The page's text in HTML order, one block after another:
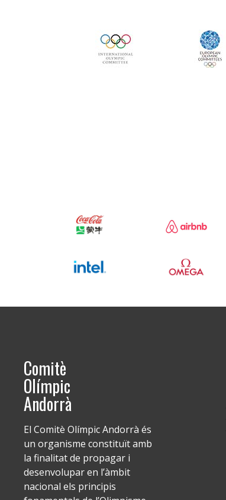
Comitè
Olímpic
Andorrà
El Comitè Olímpic Andorrà és
un organisme constituït amb
la finalitat de propagar i
desenvolupar en l’àmbit
nacional els principis